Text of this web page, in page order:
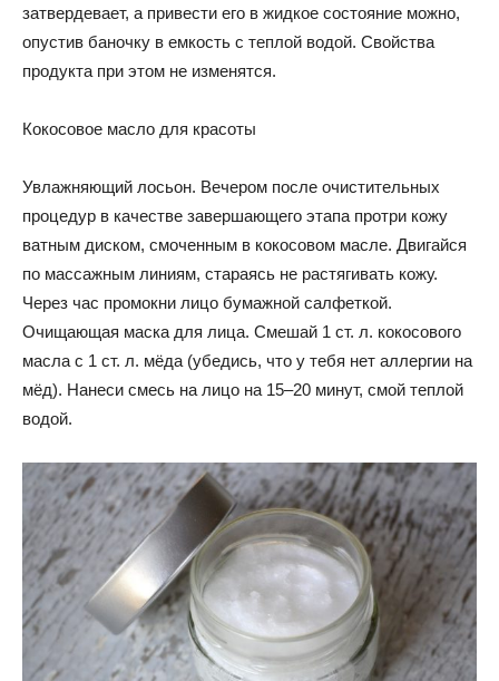
затвердевает, а привести его в жидкое состояние можно,
опустив баночку в емкость с теплой водой. Свойства
продукта при этом не изменятся.
Кокосовое масло для красоты
Увлажняющий лосьон. Вечером после очистительных
процедур в качестве завершающего этапа протри кожу
ватным диском, смоченным в кокосовом масле. Двигайся
по массажным линиям, стараясь не растягивать кожу.
Через час промокни лицо бумажной салфеткой.
Очищающая маска для лица. Смешай 1 ст. л. кокосового
масла с 1 ст. л. мёда (убедись, что у тебя нет аллергии на
мёд). Нанеси смесь на лицо на 15–20 минут, смой теплой
водой.